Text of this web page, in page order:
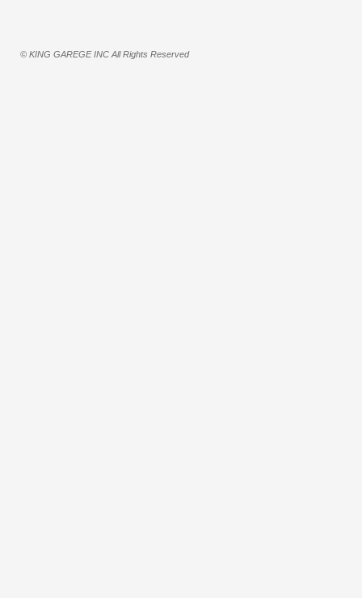
© KING GAREGE INC All Rights Reserved